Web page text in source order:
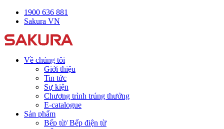
1900 636 881
Sakura VN
Về chúng tôi
Giới thiệu
Tin tức
Sự kiện
Chương trình trúng thưởng
E-catalogue
Sản phẩm
Bếp từ/ Bếp điện từ